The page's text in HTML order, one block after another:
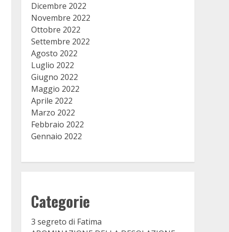
Dicembre 2022
Novembre 2022
Ottobre 2022
Settembre 2022
Agosto 2022
Luglio 2022
Giugno 2022
Maggio 2022
Aprile 2022
Marzo 2022
Febbraio 2022
Gennaio 2022
Categorie
3 segreto di Fatima